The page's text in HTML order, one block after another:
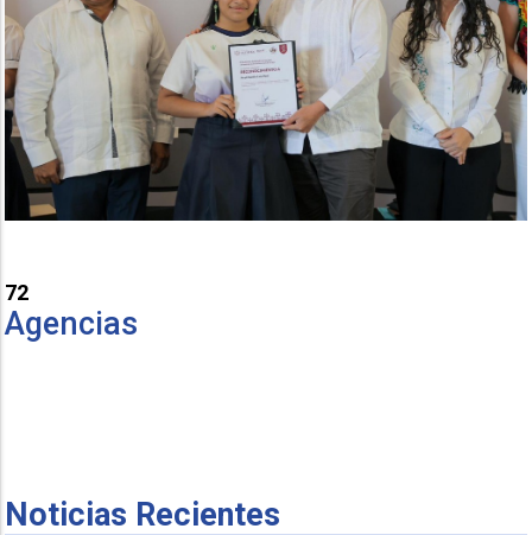
72
Agencias
Noticias Recientes